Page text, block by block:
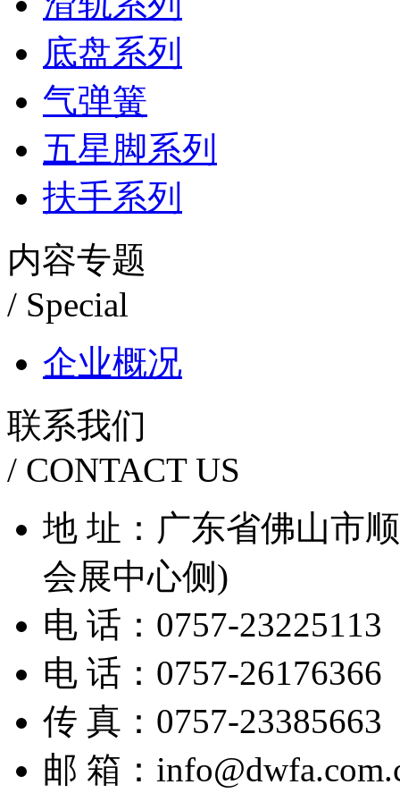
底盘系列
气弹簧
五星脚系列
扶手系列
内容专题
/ Special
企业概况
联系我们
/ CONTACT US
地 址：广东省佛山市
会展中心侧)
电 话：0757-23225113
电 话：0757-26176366
传 真：0757-23385663
邮 箱：